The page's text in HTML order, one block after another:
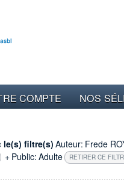
COMPTE NOS
le(s) filtre(s) Auteur: Frede
+ Public: Adulte RETIRER CE